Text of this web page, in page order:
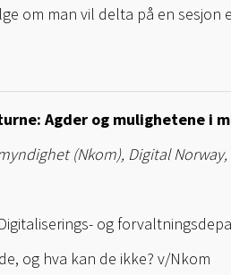
om man vil delta på en sesjon
Agder og mulighetene i
(Nkom), Digital Norway,
og
og hva kan de ikke? v/Nkom